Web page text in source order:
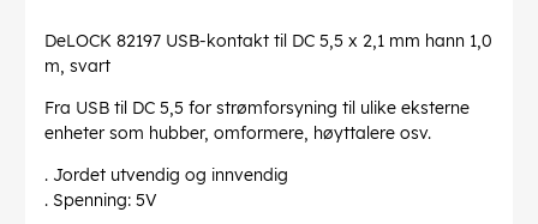
DeLOCK 82197 USB-kontakt til DC 5,5 x 2,1 mm hann 1,0
m, svart
Fra USB til DC 5,5 for strømforsyning til ulike eksterne
enheter som hubber, omformere, høyttalere osv.
. Jordet utvendig og innvendig
. Spenning: 5V